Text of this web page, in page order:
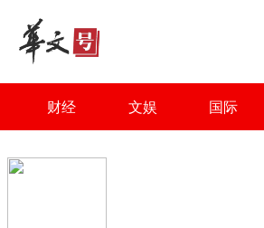
财经 文娱 国际